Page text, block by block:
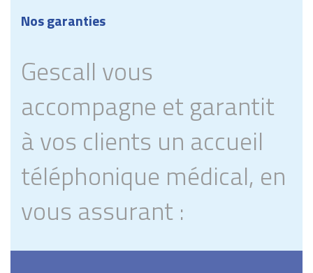
Nos garanties
Gescall vous
accompagne et garantit
à vos clients un accueil
téléphonique médical, en
vous assurant :